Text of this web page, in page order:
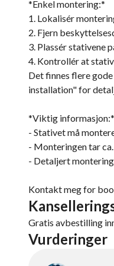
*Enkel montering:*
1. Lokalisér
2. Fjern
3. Plassér stativene
4. Kontrollér at
Det finnes flere
installation" for
*Viktig informasjon:*
- Stativet må
- Monteringen tar
- Detaljert
Kontakt meg for
Gratis avbestilling
Vurderinger